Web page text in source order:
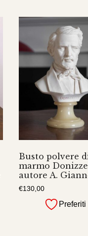
Busto polvere
marmo
autore A.
€130,00
Preferiti